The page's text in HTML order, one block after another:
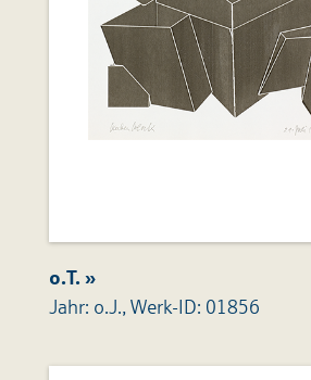
o.T. »
Jahr: o.J., Werk-ID: 01856